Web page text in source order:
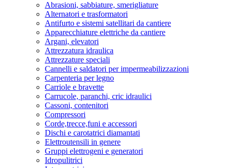
Abrasioni, sabbiature, smerigliature
Alternatori e trasformatori
Antifurto e sistemi satellitari da cantiere
Apparecchiature elettriche da cantiere
Argani, elevatori
Attrezzatura idraulica
Attrezzature speciali
Cannelli e saldatori per impermeabilizzazioni
Carpenteria per legno
Carriole e bravette
Carrucole, paranchi, cric idraulici
Cassoni, contenitori
Compressori
Corde,trecce,funi e accessori
Dischi e carotatrici diamantati
Elettroutensili in genere
Gruppi elettrogeni e generatori
Idropulitrici